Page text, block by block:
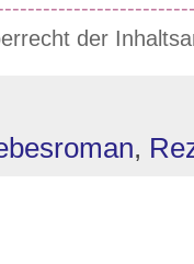
der
,